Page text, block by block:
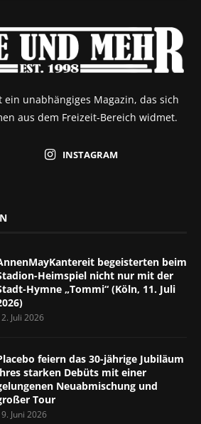
ein unabhängiges Magazin, das sich
aus dem Freizeit-Bereich widmet.
INSTAGRAM
begeisterten beim
Heimspiel nicht nur mit der
Hymne „Tommi“ (Köln, 11. Juli
Juli 2026
feiern das 30-jährige Jubiläum
starken Debüts mit einer
Neuabmischung und
Tour
Juni 2026